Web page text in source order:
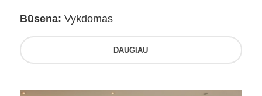
Būsena: Vykdomas
DAUGIAU